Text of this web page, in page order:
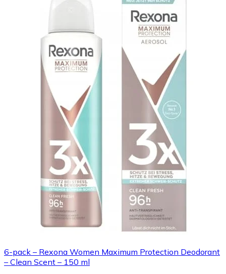
6-pack – Rexona Women Maximum Protection Deodorant
– Clean Scent – 150 ml